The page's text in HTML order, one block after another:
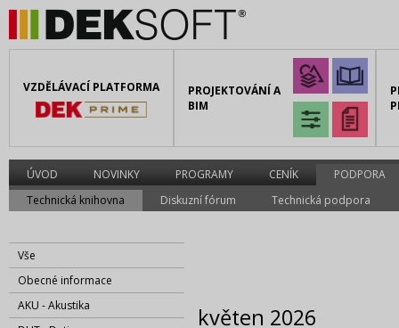
VZDĚLÁVACÍ PLATFORMA
PROJEKTOVÁNÍ A
BIM
ÚVOD NOVINKY PROGRAMY CENÍK
PODPORA
Technická knihovna
Diskuzní fórum Technická podpora
Vše
Obecné informace
AKU - Akustika
květen 2026